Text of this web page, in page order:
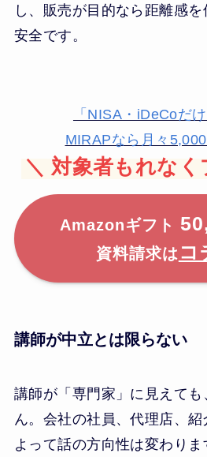
し、販売が目的なら距離感
安全です。
「NISA・iDeCoだ
MIRAPなら月々
＼ 対象者もれなく
Amazonギフト
資料請求は コ
講師が中立とは限らない
講師が「専門家」に見えて
ん。会社の社員、代理店、
よって話の方向性は変わりま